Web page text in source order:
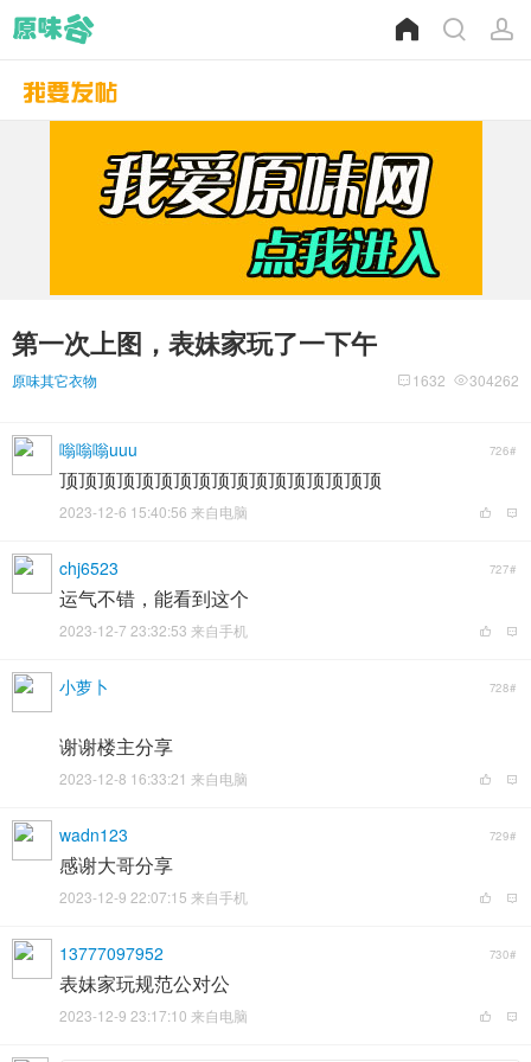
第一次上图，表妹家玩了一下午
原味其它衣物 304262
1632
嗡嗡嗡uuu 726#
顶顶顶顶顶顶顶顶顶顶顶顶顶顶顶顶顶
2023-12-6 15:40:56 来自电脑
chj6523 727#
运气不错，能看到这个
2023-12-7 23:32:53 来自手机
小萝卜 728#
谢谢楼主分享
2023-12-8 16:33:21 来自电脑
wadn123 729#
感谢大哥分享
2023-12-9 22:07:15 来自手机
13777097952 730#
表妹家玩规范公对公
2023-12-9 23:17:10 来自电脑